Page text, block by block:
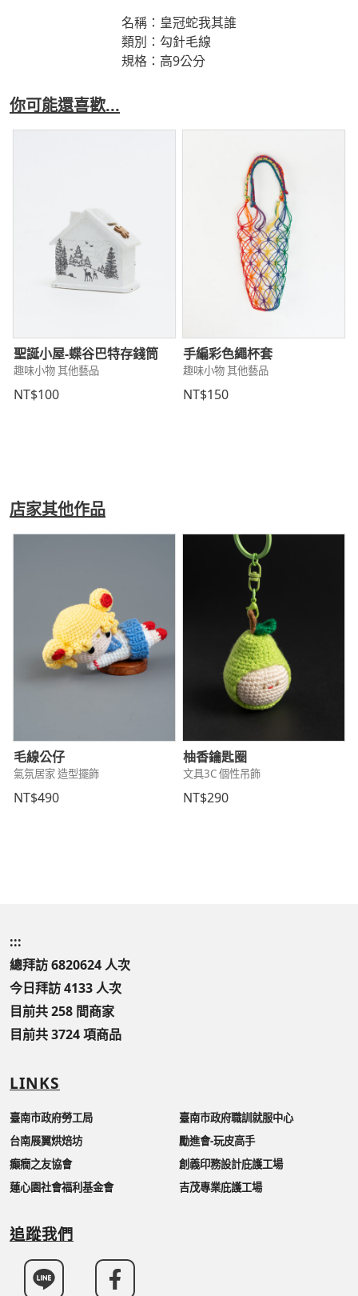
名稱：皇冠蛇我其誰
類別：勾針毛線
規格：高9公分
你可能還喜歡...
聖誕小屋-蝶谷巴特存錢筒
趣味小物 其他藝品
NT$100
手編彩色繩杯套
趣味小物 其他藝品
NT$150
店家其他作品
毛線公仔
氣氛居家 造型擺飾
NT$490
柚香鑰匙圈
文具3C 個性吊飾
NT$290
:::
總拜訪 6820624 人次
今日拜訪 4133 人次
目前共 258 間商家
目前共 3724 項商品
LINKS
臺南市政府勞工局
臺南市政府職訓就服中心
台南展翼烘焙坊
勵進會-玩皮高手
癲癇之友協會
創義印務設計庇護工場
蓮心園社會福利基金會
吉茂專業庇護工場
追蹤我們